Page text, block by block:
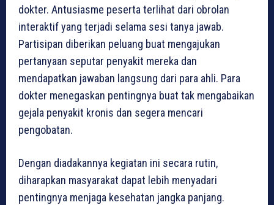
dokter. Antusiasme peserta terlihat dari obrolan
interaktif yang terjadi selama sesi tanya jawab.
Partisipan diberikan peluang buat mengajukan
pertanyaan seputar penyakit mereka dan
mendapatkan jawaban langsung dari para ahli. Para
dokter menegaskan pentingnya buat tak mengabaikan
gejala penyakit kronis dan segera mencari
pengobatan.
Dengan diadakannya kegiatan ini secara rutin,
diharapkan masyarakat dapat lebih menyadari
pentingnya menjaga kesehatan jangka panjang.